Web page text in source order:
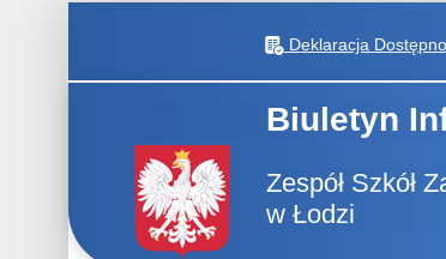
Deklaracja
Biuletyn
Zespół Szkół
w Łodzi